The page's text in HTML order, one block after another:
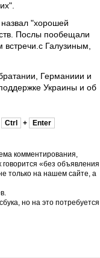
"хорошей
Послы пообещали
встречи.с Галузиным,
Германиии и
Украины и об
Ctrl + Enter
комментирования,
«без объявления
только на нашем сайте, а
но на это потребуется